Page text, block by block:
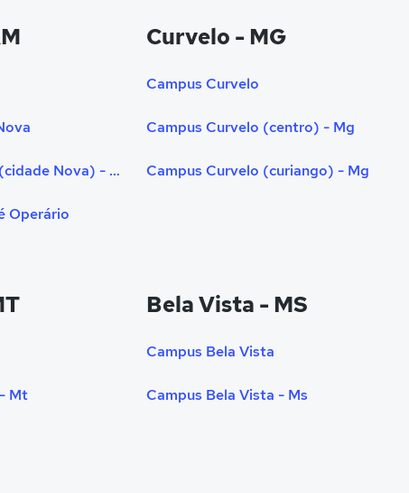
Campus Manaus (cidade Nova) - Am
Operário
Curvelo - MG
Campus Curvelo
Campus Curvelo (centro) - Mg
Campus Curvelo (curiango) - Mg
Mt
Bela Vista - MS
Campus Bela Vista
Campus Bela Vista - Ms